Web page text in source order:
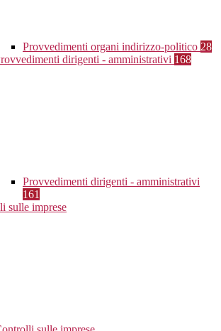
Provvedimenti organi indirizzo-politico 28
dirigenti - amministrativi 168
Provvedimenti dirigenti - amministrativi
161
sulle imprese